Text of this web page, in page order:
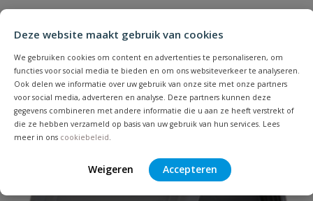
Deze website maakt gebruik van cookies
We gebruiken cookies om content en advertenties te personaliseren, om
functies voor social media te bieden en om ons websiteverkeer te analyseren.
Ook delen we informatie over uw gebruik van onze site met onze partners
voor social media, adverteren en analyse. Deze partners kunnen deze
gegevens combineren met andere informatie die u aan ze heeft verstrekt of
die ze hebben verzameld op basis van uw gebruik van hun services. Lees
meer in ons cookiebeleid
Weigeren Accepteren
Heb je zelf ook een vraag over
dit product?
Schrijf zelf een beoordeling
Je beoordeelt:PVC overschuifmof 500 mm
Uw waardering:
Bijpassende producten